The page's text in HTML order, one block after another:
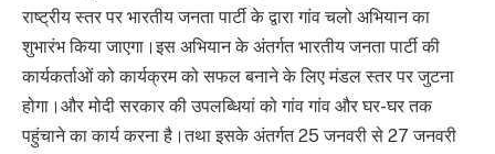
राष्ट्रीय स्तर पर भारतीय जनता पार्टी के द्वारा गांव चलो अभियान का
शुभारंभ किया जाएगा।इस अभियान के अंतर्गत भारतीय जनता पार्टी की
कार्यकर्ताओं को कार्यक्रम को सफल बनाने के लिए मंडल स्तर पर जुटना
होगा।और मोदी सरकार की उपलब्धियां को गांव गांव और घर-घर तक
पहुंचाने का कार्य करना है।तथा इसके अंतर्गत 25 जनवरी से 27 जनवरी